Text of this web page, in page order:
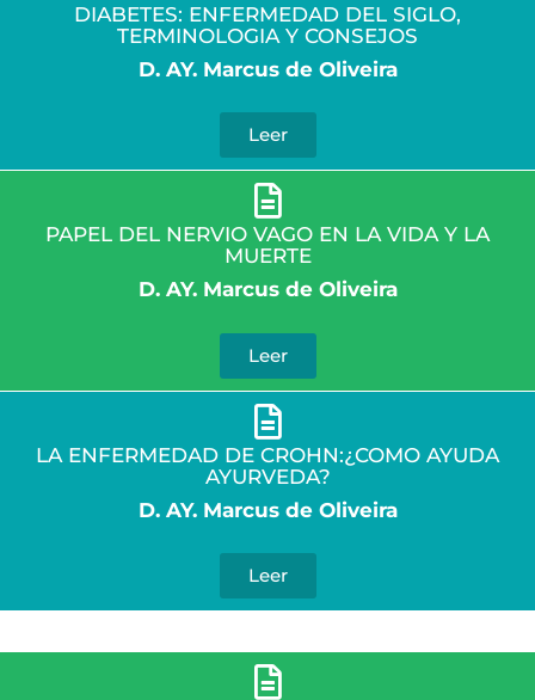
DIABETES: ENFERMEDAD DEL SIGLO,
TERMINOLOGIA Y CONSEJOS
D. AY. Marcus de Oliveira
Leer
PAPEL DEL NERVIO VAGO EN LA VIDA Y LA
MUERTE
D. AY. Marcus de Oliveira
Leer
LA ENFERMEDAD DE CROHN:¿COMO AYUDA
AYURVEDA?
D. AY. Marcus de Oliveira
Leer